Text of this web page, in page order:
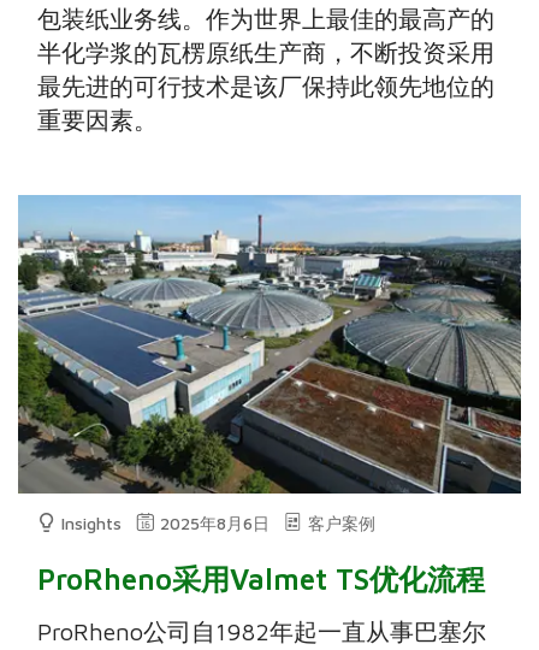
包装纸业务线。作为世界上最佳的最高产的
半化学浆的瓦楞原纸生产商，不断投资采用
最先进的可行技术是该厂保持此领先地位的
重要因素。
Insights 2025年8月6日 客户案例
ProRheno采用Valmet TS优化流程
ProRheno公司自1982年起一直从事巴塞尔